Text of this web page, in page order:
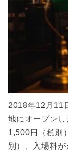
2018年12月11
地にオープン
1,500円（税別
別）、入場料が